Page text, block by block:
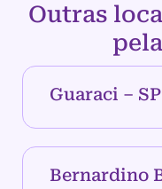
Outras
Guaraci – SP
Bernardino